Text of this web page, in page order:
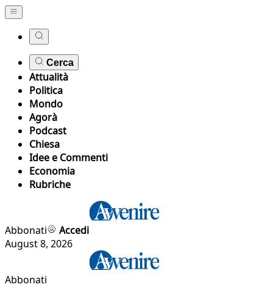
Cerca
Attualità
Politica
Mondo
Agorà
Podcast
Chiesa
Idee e Commenti
Economia
Rubriche
Abbonati
Accedi
August 8, 2026
Abbonati